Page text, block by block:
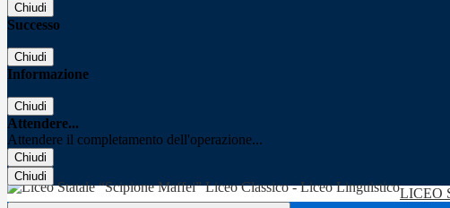
Chiudi
Successo
Chiudi
Informazione
Chiudi
Attendere...
Attendere il completamento dell'operazione...
Chiudi
Chiudi
LICEO